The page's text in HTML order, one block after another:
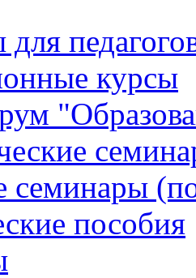
курсы
семинары
пособия